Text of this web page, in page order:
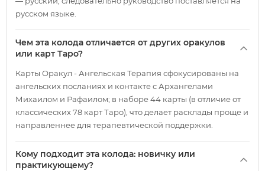
русском языке.
Чем эта колода отличается от других оракулов
или карт Таро?
Карты Оракул - Ангельская Терапия сфокусированы на
ангельских посланиях и контакте с Архангелами
Михаилом и Рафаилом; в наборе 44 карты (в отличие от
классических 78 карт Таро), что делает расклады проще и
направленнее для терапевтической поддержки.
Кому подходит эта колода: новичку или
практикующему?